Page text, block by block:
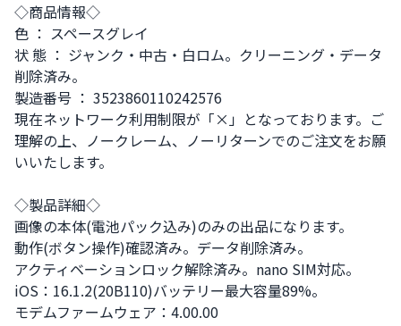
◇商品情報◇
色 ： スペースグレイ
状 態 ： ジャンク・中古・白ロム。クリーニング・データ
削除済み。
製造番号 ： 3523860110242576
現在ネットワーク利用制限が「×」となっております。ご
理解の上、ノークレーム、ノーリターンでのご注文をお願
いいたします。
◇製品詳細◇
画像の本体(電池パック込み)のみの出品になります。
動作(ボタン操作)確認済み。データ削除済み。
アクティベーションロック解除済み。nano SIM対応。
iOS：16.1.2(20B110)バッテリー最大容量89%。
モデムファームウェア：4.00.00